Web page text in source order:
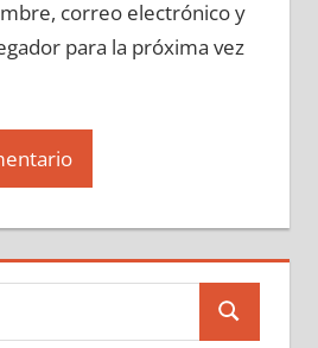
correo electrónico y
para la próxima vez
Buscar